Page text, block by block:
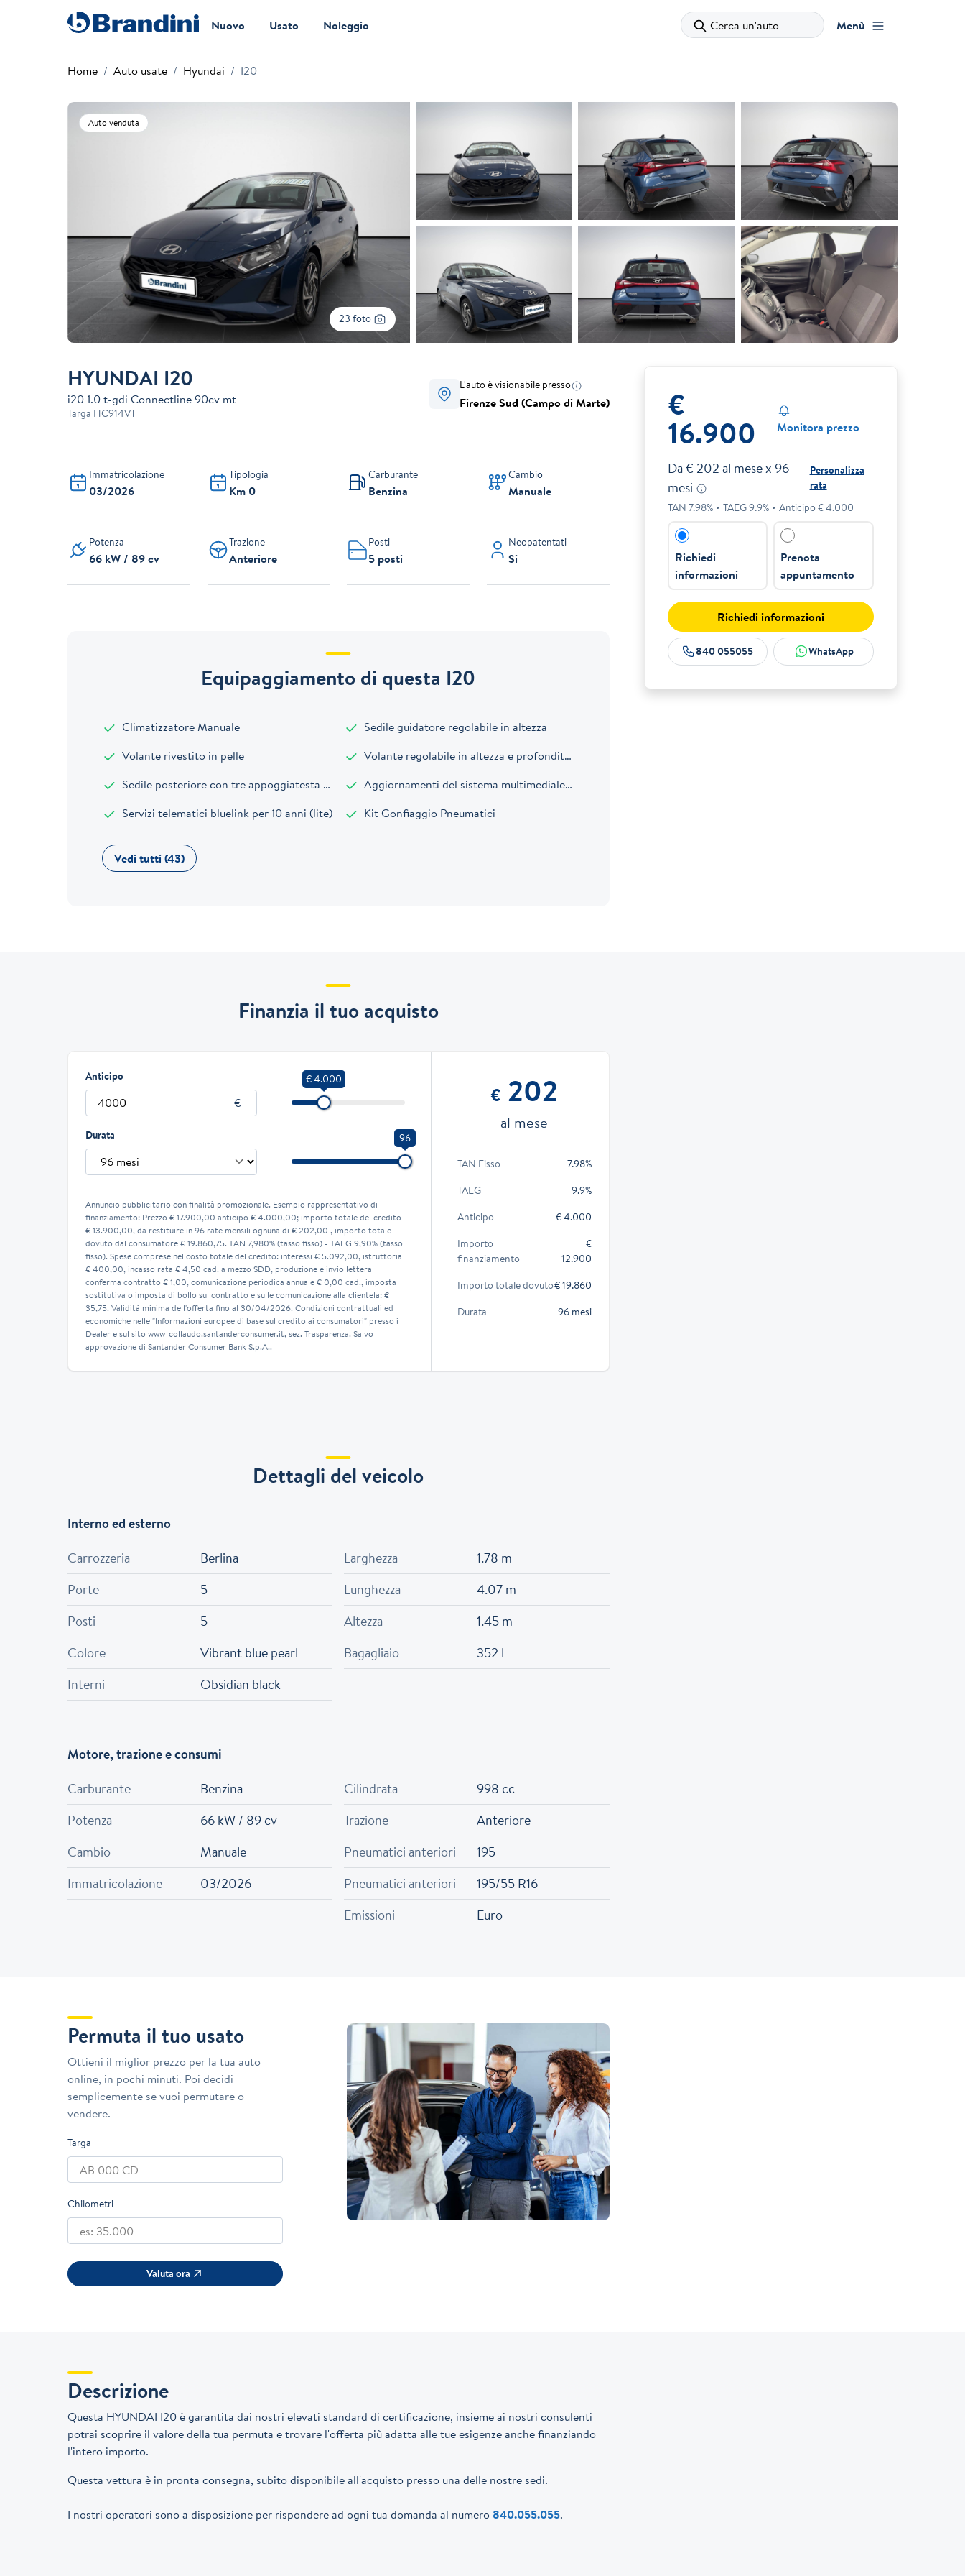
Nuovo Usato Noleggio Cerca un'auto Menù
Home Auto usate Hyundai I20
Auto venduta
23 foto
€
16.900 Monitora prezzo
Da € 202 al mese x 96
mesi
Personalizza
rata
TAN 7.98% TAEG9.9% Anticipo €4.000
Richiedi
informazioni
Prenota
appuntamento
Richiedi informazioni
840 055055 WhatsApp
HYUNDAI I20
i20 1.0 t-gdi Connectline 90cv mt
Targa HC914VT
L'auto è visionabile presso
Firenze Sud (Campo di Marte)
Immatricolazione
03/2026
Tipologia
Km 0
Carburante
Benzina
Cambio
Manuale
Potenza
66 kW / 89 cv
Trazione
Anteriore
Posti
5 posti
Neopatentati
Si
Equipaggiamento di questa I20
Climatizzatore Manuale
Sedile guidatore regolabile in altezza
Volante rivestito in pelle
Volante regolabile in altezza e profondit&agrave;
Sedile posteriore con tre appoggiatesta abbattibile con modulo 6040
Aggiornamenti del sistema multimediale e mappe del navigatore tramite rete wireless (OTA) per 6 mesi
Servizi telematici bluelink per 10 anni (lite)
Kit Gonfiaggio Pneumatici
Vedi tutti (43)
Finanzia il tuo acquisto
Anticipo € 4.000
Durata 96
Annuncio pubblicitario con finalità promozionale. Esempio rappresentativo di
finanziamento: Prezzo € 17.900,00 anticipo € 4.000,00; importo totale del credito
€ 13.900,00, da restituire in 96 rate mensili ognuna di € 202,00 , importo totale
dovuto dal consumatore € 19.860,75. TAN 7,980% (tasso fisso) - TAEG 9,90% (tasso
fisso). Spese comprese nel costo totale del credito: interessi € 5.092,00, istruttoria
€ 400,00, incasso rata € 4,50 cad. a mezzo SDD, produzione e invio lettera
conferma contratto € 1,00, comunicazione periodica annuale € 0,00 cad., imposta
sostitutiva o imposta di bollo sul contratto e sulle comunicazione alla clientela: €
35,75. Validità minima dell'offerta fino al 30/04/2026. Condizioni contrattuali ed
economiche nelle "Informazioni europee di base sul credito ai consumatori" presso i
Dealer e sul sito www-collaudo.santanderconsumer.it, sez. Trasparenza. Salvo
approvazione di Santander Consumer Bank S.p.A..
€ 202
al mese
TAN Fisso
7.98%
TAEG
9.9%
Anticipo
€ 4.000
Importo
finanziamento
€
12.900
Importo totale dovuto€ 19.860
Durata
96 mesi
Dettagli del veicolo
Interno ed esterno
Carrozzeria
Berlina
Porte
5
Posti
5
Colore
Vibrant blue pearl
Interni
Obsidian black
Larghezza
1.78 m
Lunghezza
4.07 m
Altezza
1.45 m
Bagagliaio
352 l
Motore, trazione e consumi
Carburante
Benzina
Potenza
66 kW / 89 cv
Cambio
Manuale
Immatricolazione
03/2026
Cilindrata
998 cc
Trazione
Anteriore
Pneumatici anteriori
195
Pneumatici anteriori
195/55 R16
Emissioni
Euro
Permuta il tuo usato
Ottieni il miglior prezzo per la tua auto
online, in pochi minuti. Poi decidi
semplicemente se vuoi permutare o
vendere.
Targa
Chilometri
Valuta ora
Descrizione
Questa HYUNDAI I20 è garantita dai nostri elevati standard di certificazione, insieme ai nostri consulenti
potrai scoprire il valore della tua permuta e trovare l'offerta più adatta alle tue esigenze anche finanziando
l'intero importo.
Questa vettura è in pronta consegna, subito disponibile all'acquisto presso una delle nostre sedi.
I nostri operatori sono a disposizione per rispondere ad ogni tua domanda al numero 840.055.055.